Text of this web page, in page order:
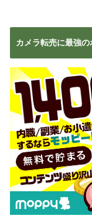
カメラ転売に最強